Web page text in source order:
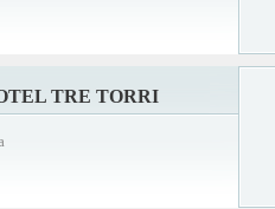
TRE TORRI